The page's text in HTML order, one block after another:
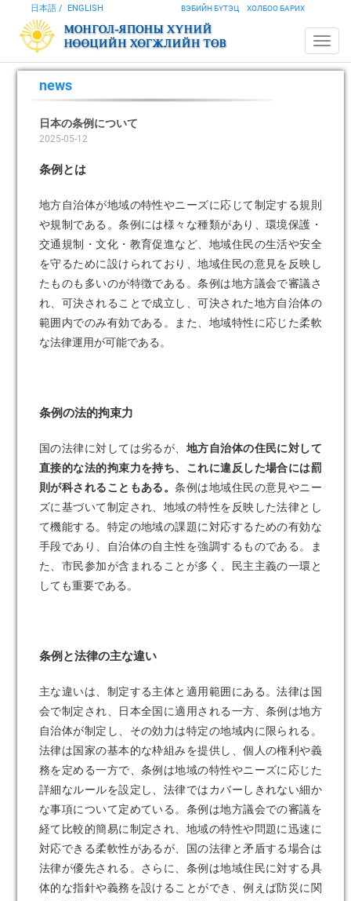
ВЭБИЙН БҮТЭЦ ХОЛБОО БАРИХ
日本語 ENGLISH
news
日本の条例について
2025-05-12
条例とは
地方自治体が地域の特性やニーズに応じて制定する規則
や規制である。条例には様々な種類があり、環境保護・
交通規制・文化・教育促進など、地域住民の生活や安全
を守るために設けられており、地域住民の意見を反映し
たものも多いのが特徴である。条例は地方議会で審議さ
れ、可決されることで成立し、可決された地方自治体の
範囲内でのみ有効である。また、地域特性に応じた柔軟
な法律運用が可能である。
条例の法的拘束力
国の法律に対しては劣るが、 地方自治体の住民に対して
直接的な法的拘束力を持ち、これに違反した場合には罰
則が科されることもある。条例は地域住民の意見やニー
ズに基づいて制定され、地域の特性を反映した法律とし
て機能する。特定の地域の課題に対応するための有効な
手段であり、自治体の自主性を強調するものである。ま
た、市民参加が含まれることが多く、民主主義の一環と
しても重要である。
条例と法律の主な違い
主な違いは、制定する主体と適用範囲にある。法律は国
会で制定され、日本全国に適用される一方、条例は地方
自治体が制定し、その効力は特定の地域内に限られる。
法律は国家の基本的な枠組みを提供し、個人の権利や義
務を定める一方で、条例は地域の特性やニーズに応じた
詳細なルールを設定し、法律ではカバーしきれない細か
な事項について定めている。条例は地方議会での審議を
経て比較的簡易に制定され、地域の特性や問題に迅速に
対応できる柔軟性があるが、国の法律と矛盾する場合は
法律が優先される。さらに、条例は地域住民に対する具
体的な指針や義務を設けることができ、例えば防災に関